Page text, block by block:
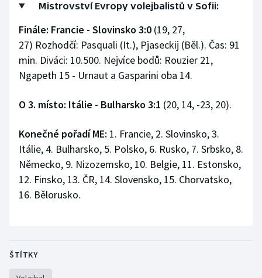
Ostatní
Mistrovství Evropy volejbalistů v Sofii:
Finále: Francie - Slovinsko 3:0 (19, 27,
27) Rozhodčí: Pasquali (It.), Pjaseckij (Běl.). Čas: 91
min. Diváci: 10.500. Nejvíce bodů: Rouzier 21,
Ngapeth 15 - Urnaut a Gasparini oba 14.
O 3. místo: Itálie - Bulharsko 3:1 (20, 14, -23, 20).
Konečné pořadí ME: 1. Francie, 2. Slovinsko, 3.
Itálie, 4. Bulharsko, 5. Polsko, 6. Rusko, 7. Srbsko, 8.
Německo, 9. Nizozemsko, 10. Belgie, 11. Estonsko,
12. Finsko, 13. ČR, 14. Slovensko, 15. Chorvatsko,
16. Bělorusko.
ŠTÍTKY